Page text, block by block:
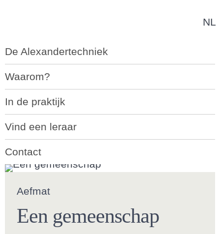
Navigatie
De Alexandertechniek
Waarom?
In de praktijk
Vind een leraar
Contact
NL
Aefmat
Een gemeenschap